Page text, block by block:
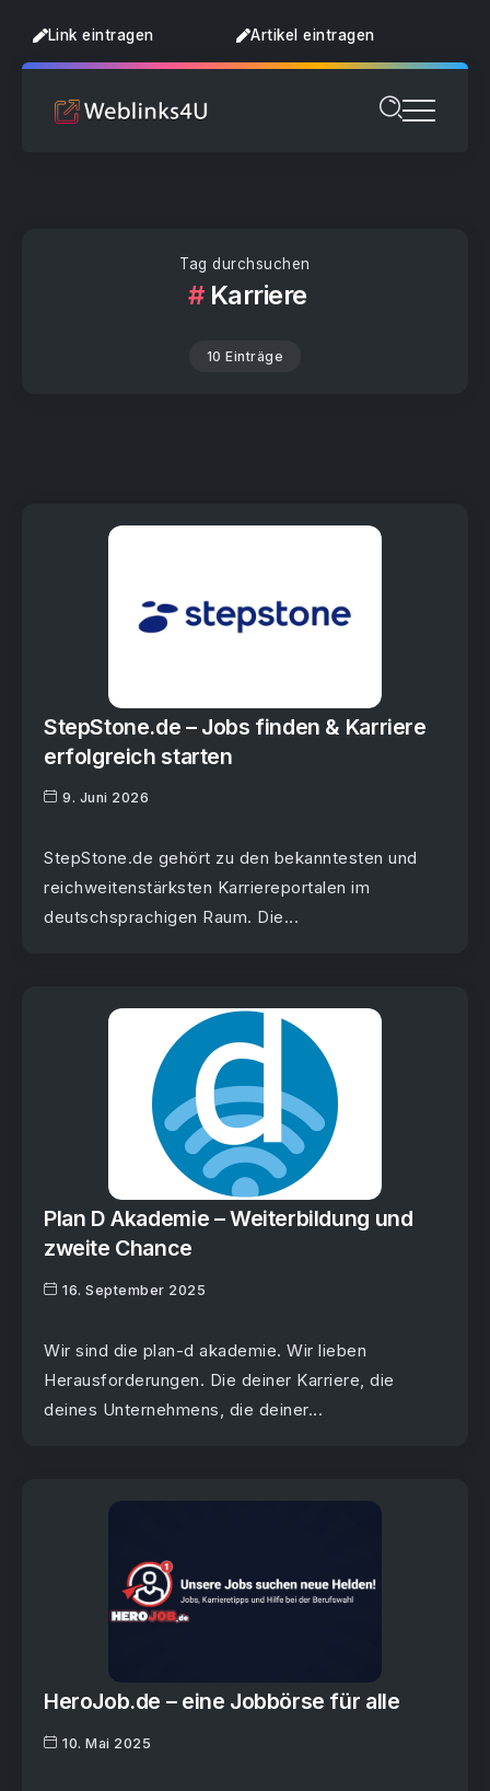
Link eintragen Artikel eintragen
Tag durchsuchen
Karriere
10 Einträge
StepStone.de – Jobs finden & Karriere
erfolgreich starten
9. Juni 2026
StepStone.de gehört zu den bekanntesten und
reichweitenstärksten Karriereportalen im
deutschsprachigen Raum. Die...
Plan D Akademie – Weiterbildung und
zweite Chance
16. September 2025
Wir sind die plan-d akademie. Wir lieben
Herausforderungen. Die deiner Karriere, die
deines Unternehmens, die deiner...
HeroJob.de – eine Jobbörse für alle
10. Mai 2025